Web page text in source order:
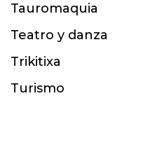
Tauromaquia
Teatro y danza
Trikitixa
Turismo